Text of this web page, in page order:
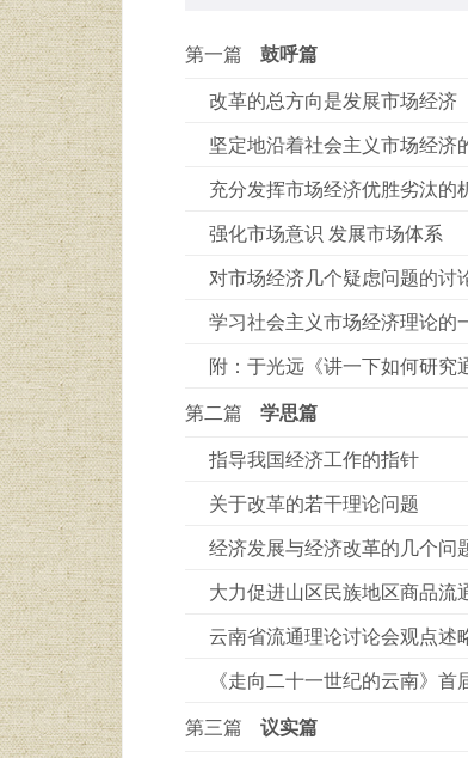
第一篇 鼓呼篇
改革的总方向是发展市场经济
坚定地沿着社会主义市场经济
充分发挥市场经济优胜劣汰的
强化市场意识 发展市场体系
对市场经济几个疑虑问题的讨
学习社会主义市场经济理论的
附：于光远《讲一下如何研究
第二篇
学思篇
指导我国经济工作的指针
关于改革的若干理论问题
经济发展与经济改革的几个问
大力促进山区民族地区商品流
云南省流通理论讨论会观点述
《走向二十一世纪的云南》
第三篇
议实篇